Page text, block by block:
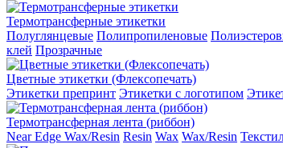
Термотрансферные этикетки
Полуглянцевые Полипропиленовые
клей Прозрачные
Цветные этикетки (Флексопечать)
Этикетки препринт Этикетки с логотипом
Термотрансферная лента (риббон)
Near Edge Wax/Resin Resin Wax Wax/Resin